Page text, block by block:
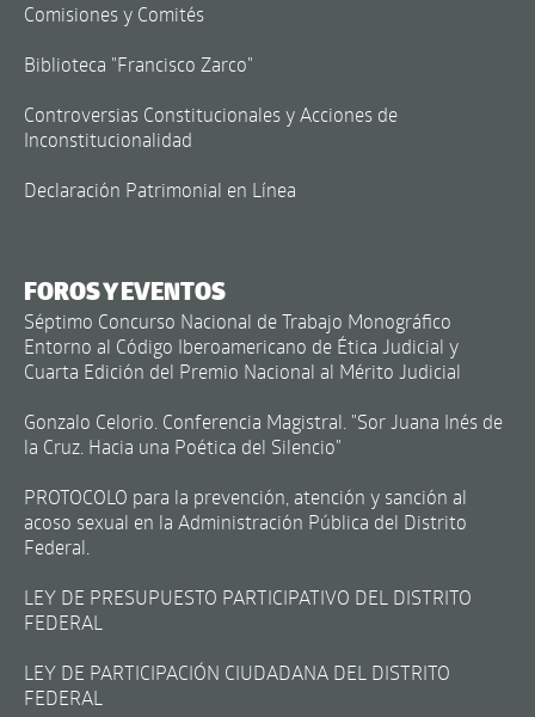
Comisiones y Comités
Biblioteca "Francisco Zarco"
Controversias Constitucionales y Acciones de
Inconstitucionalidad
Declaración Patrimonial en Línea
FOROS Y EVENTOS
Séptimo Concurso Nacional de Trabajo Monográfico
Entorno al Código Iberoamericano de Ética Judicial y
Cuarta Edición del Premio Nacional al Mérito Judicial
Gonzalo Celorio. Conferencia Magistral. "Sor Juana Inés de
la Cruz. Hacia una Poética del Silencio"
PROTOCOLO para la prevención, atención y sanción al
acoso sexual en la Administración Pública del Distrito
Federal.
LEY DE PRESUPUESTO PARTICIPATIVO DEL DISTRITO
FEDERAL
LEY DE PARTICIPACIÓN CIUDADANA DEL DISTRITO
FEDERAL